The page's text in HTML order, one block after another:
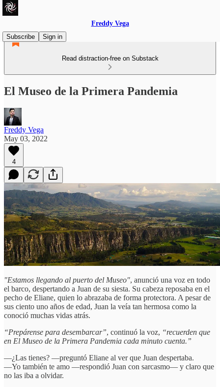
Freddy Vega
Subscribe
Sign in
Read distraction-free on Substack
El Museo de la Primera Pandemia
Freddy Vega
May 03, 2022
4
"Estamos llegando al puerto del Museo", anunció una voz en todo
el barco, despertando a Juan de su siesta. Su cabeza reposaba en el
pecho de Eliane, quien lo abrazaba de forma protectora. A pesar de
sus ciento uno años de edad, Juan la veía tan hermosa como la
conoció muchas vidas atrás.
“Prepárense para desembarcar”, continuó la voz, “recuerden que
en El Museo de la Primera Pandemia cada minuto cuenta.”
—¿Las tienes? —preguntó Eliane al ver que Juan despertaba.
—Yo también te amo —respondió Juan con sarcasmo— y claro que
no las iba a olvidar.